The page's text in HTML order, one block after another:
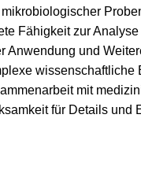
Fähigkeit zur
Anwendung und
wissenschaftliche
mit
für Details und